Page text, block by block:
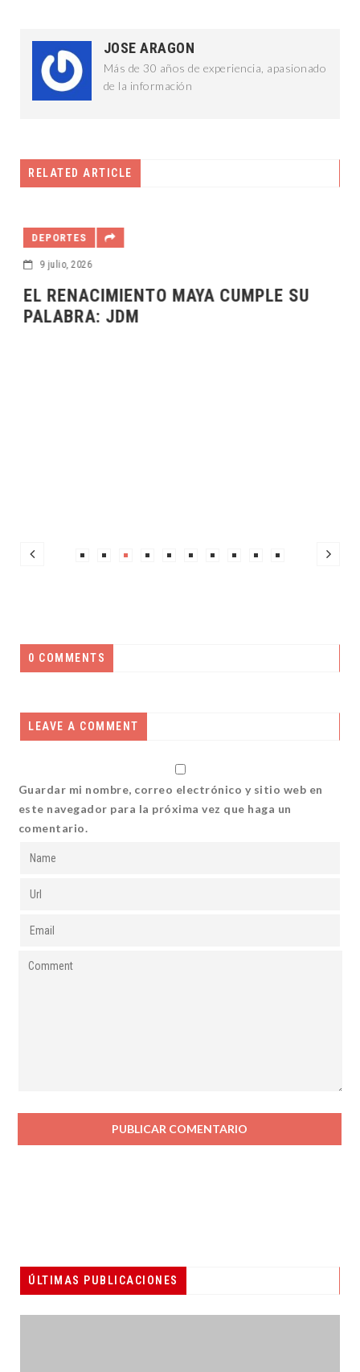
JOSE ARAGON
Más de 30 años de experiencia, apasionado
de la información
RELATED ARTICLE
DEPORTES
9 julio, 2026
EL RENACIMIENTO MAYA CUMPLE SU
PALABRA: JDM
0 COMMENTS
LEAVE A COMMENT
Guardar mi nombre, correo electrónico y sitio web en
este navegador para la próxima vez que haga un
comentario.
ÚLTIMAS PUBLICACIONES